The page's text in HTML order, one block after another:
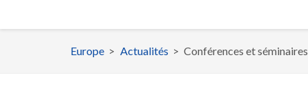
Fil
Europe Actualités Conférences et séminaires